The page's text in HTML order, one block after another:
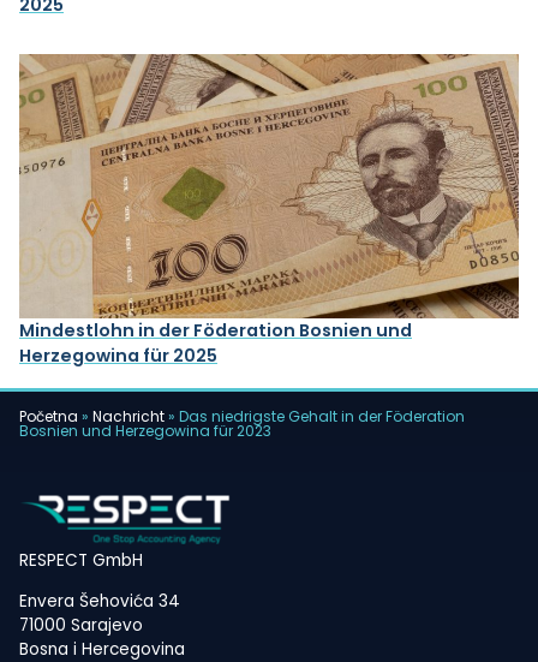
Mindestlohn in der Föderation Bosnien und
Herzegowina für 2025
Početna » Nachricht» Das niedrigste Gehalt in der Föderation
Bosnien und Herzegowina für 2023
RESPECT GmbH
Envera Šehovića 34
71000 Sarajevo
Bosna i Hercegovina